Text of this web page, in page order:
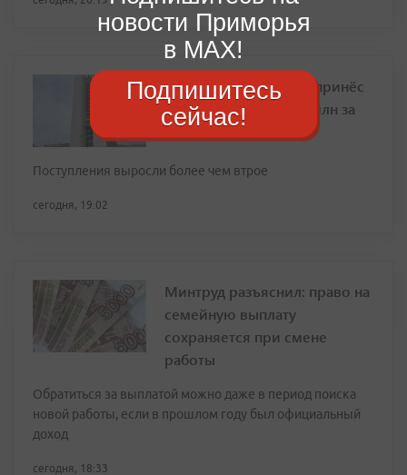
Туристический налог принёс
Приморью почти 43 млн за
полгода
Поступления выросли более чем втрое
сегодня, 19:02
Минтруд разъяснил: право на
семейную выплату
сохраняется при смене
работы
Обратиться за выплатой можно даже в период поиска
новой работы, если в прошлом году был официальный
доход
сегодня, 18:33
новости Приморья
в MAX!
Подпишитесь
сейчас!